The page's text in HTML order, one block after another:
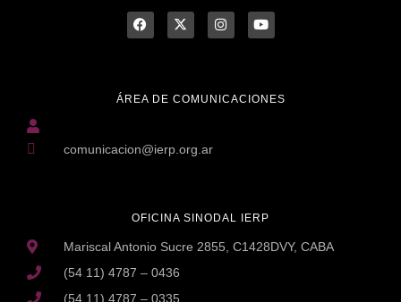
OFICINA SINODAL IERP
Mariscal Antonio Sucre 2855, C1428DVY, CABA
(54 11) 4787 – 0436
(54 11) 4787 – 0335
ÁREA DE COMUNICACIONES
comunicacion@ierp.org.ar